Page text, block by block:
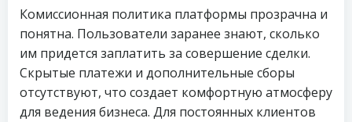
Комиссионная политика платформы прозрачна и
понятна. Пользователи заранее знают, сколько
им придется заплатить за совершение сделки.
Скрытые платежи и дополнительные сборы
отсутствуют, что создает комфортную атмосферу
для ведения бизнеса. Для постоянных клиентов